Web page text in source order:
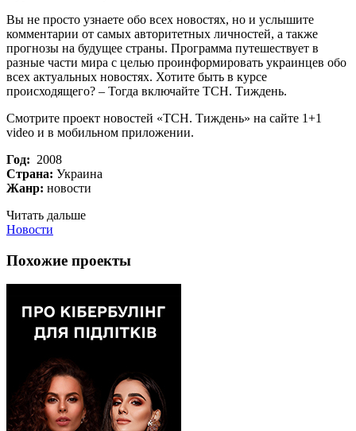
Вы не просто узнаете обо всех новостях, но и услышите
комментарии от самых авторитетных личностей, а также
прогнозы на будущее страны. Программа путешествует в
разные части мира с целью проинформировать украинцев обо
всех актуальных новостях. Хотите быть в курсе
происходящего? – Тогда включайте ТСН. Тиждень.
Смотрите проект новостей «ТСН. Тиждень» на сайте 1+1
video и в мобильном приложении.
Год: 2008
Страна: Украина
Жанр: новости
Читать дальше
Новости
Похожие проекты